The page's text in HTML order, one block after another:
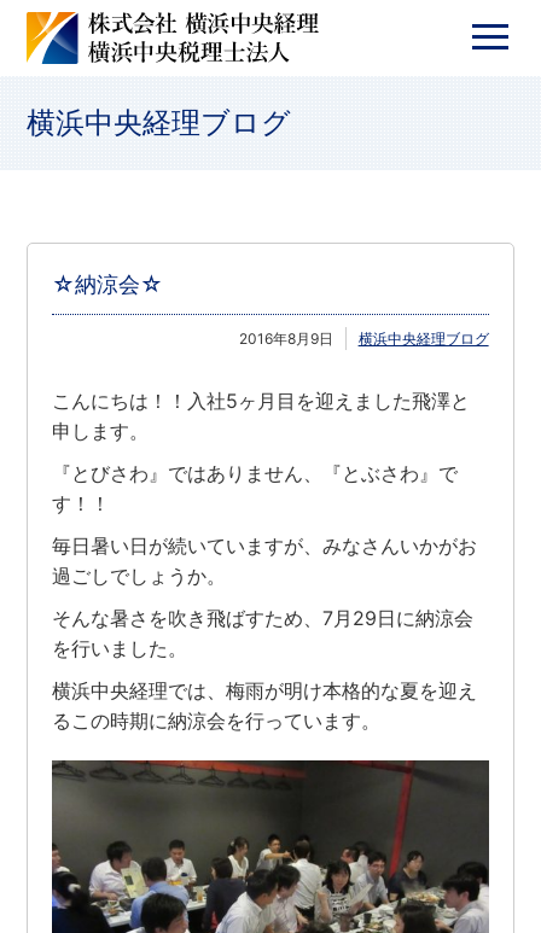
横浜中央経理ブログ
☆納涼会☆
2016年8月9日 横浜中央経理ブログ
こんにちは！！入社5ヶ月目を迎えました飛澤と
申します。
『とびさわ』ではありません、『とぶさわ』で
す！！
毎日暑い日が続いていますが、みなさんいかがお
過ごしでしょうか。
そんな暑さを吹き飛ばすため、7月29日に納涼会
を行いました。
横浜中央経理では、梅雨が明け本格的な夏を迎え
るこの時期に納涼会を行っています。